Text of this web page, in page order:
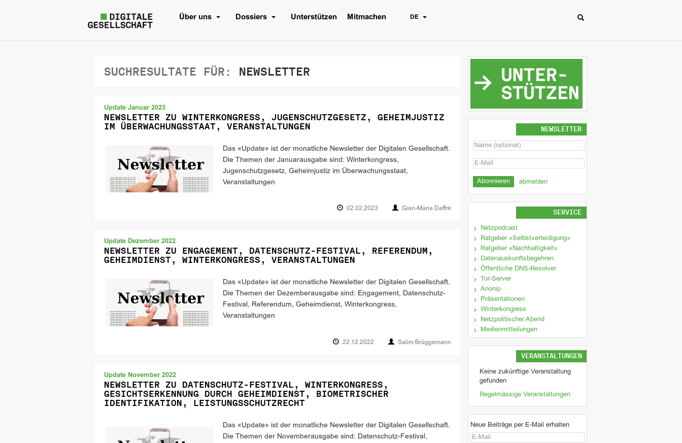
Über uns Dossiers Unterstützen Mitmachen DE
SUCHRESULTATE FÜR: NEWSLETTER
Update Januar 2023
NEWSLETTER ZU WINTERKONGRESS, JUGENSCHUTZGESETZ, GEHEIMJUSTIZ
IM ÜBERWACHUNGSSTAAT, VERANSTALTUNGEN
Das «Update» ist der monatliche Newsletter der Digitalen Gesellschaft.
Die Themen der Januarausgabe sind: Winterkongress,
Jugenschutzgesetz, Geheimjustiz im Überwachungsstaat,
Veranstaltungen
02.02.2023 Gian-Maria Daffré
Update Dezember 2022
NEWSLETTER ZU ENGAGEMENT, DATENSCHUTZ-FESTIVAL, REFERENDUM,
GEHEIMDIENST, WINTERKONGRESS, VERANSTALTUNGEN
Das «Update» ist der monatliche Newsletter der Digitalen Gesellschaft.
Die Themen der Dezemberausgabe sind: Engagement, Datenschutz-
Festival, Referendum, Geheimdienst, Winterkongress,
Veranstaltungen
22.12.2022 Salim Brüggemann
Update November 2022
NEWSLETTER ZU DATENSCHUTZ-FESTIVAL, WINTERKONGRESS,
GESICHTSERKENNUNG DURCH GEHEIMDIENST, BIOMETRISCHER
IDENTIFIKATION, LEISTUNGSSCHUTZRECHT
Das «Update» ist der monatliche Newsletter der Digitalen Gesellschaft.
Die Themen der Novemberausgabe sind: Datenschutz-Festival,
NEWSLETTER
abmelden
SERVICE
Netzpodcast
Ratgeber «Selbstverteidigung»
Ratgeber «Nachhaltigkeit»
Datenauskunftsbegehren
Öffentliche DNS-Resolver
Tor-Server
Anonip
Präsentationen
Winterkongress
Netzpolitischer Abend
Medienmitteilungen
VERANSTALTUNGEN
Keine zukünftige Veranstaltung
gefunden
Regelmässige Veranstaltungen
Neue Beiträge per E-Mail erhalten